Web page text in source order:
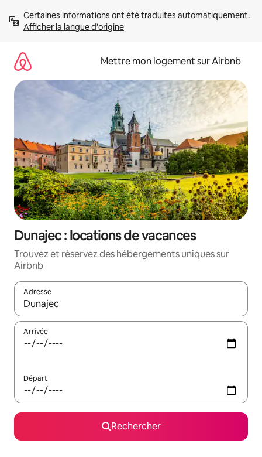
directement
Afficher la langue d'origine
Mettre mon logement sur Airbnb
Dunajec : locations de vacances
Trouvez et réservez des hébergements uniques sur
Airbnb
Adresse
Lorsque les résultats s'affichent, utilisez les flèches vers le
Arrivée
Départ
Rechercher